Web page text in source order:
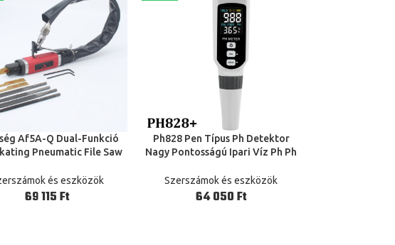
Af5A-Q Dual-Funkció
Pneumatic File Saw
és eszközök
Ft
TOVÁBB
Ph828 Pen Típus Ph Detektor
Nagy Pontosságú Ipari Víz Ph Ph
Töltés
Szerszámok és eszközök
Ft